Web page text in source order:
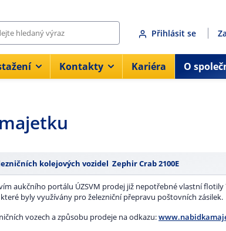
Přihlásit se
Kontakty Kariéra O
kolejových vozidel Zephir Crab 2100E
aukčního portálu ÚZSVM prodej již nepotřebné vlastní
byly využívány pro železniční přepravu poštovních zásilek.
vozech a způsobu prodeje na odkazu: